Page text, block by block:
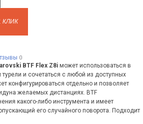
КЛИК
0
BTF Flex Z8i может использоваться в
и сочетаться с любой из доступных
конфигурироваться отдельно и позволяет
желаемых дистанциях. BTF
какого-либо инструмента и имеет
его случайного поворота. Подходит